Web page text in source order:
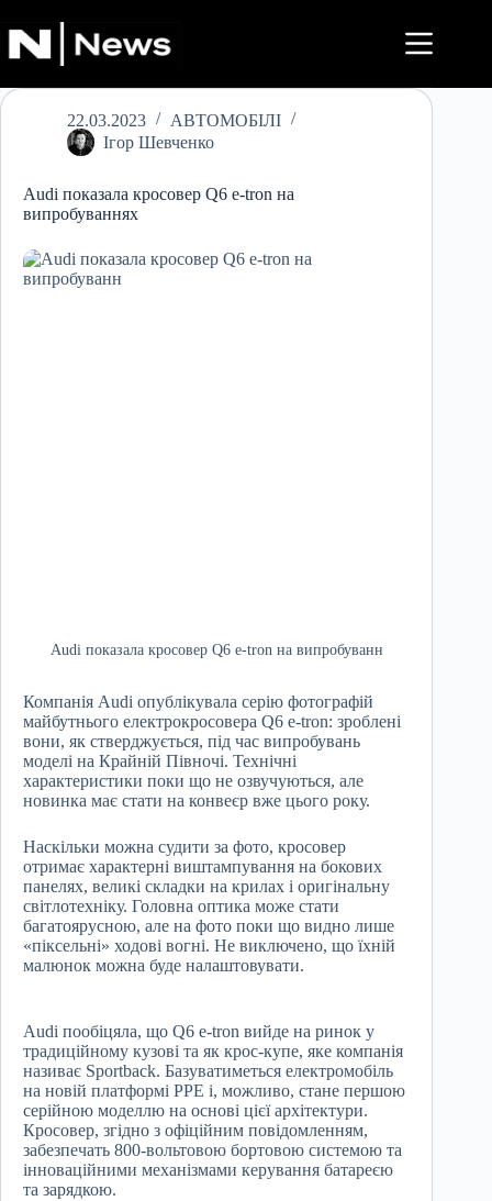
до
вмісту
22.03.2023
АВТОМОБІЛІ
Ігор Шевченко
Audi показала кросовер Q6 e-tron на
випробуваннях
Audi показала кросовер Q6 e-tron на випробуванн
Компанія Audi опублікувала серію фотографій
майбутнього електрокросовера Q6 e-tron: зроблені
вони, як стверджується, під час випробувань
моделі на Крайній Півночі. Технічні
характеристики поки що не озвучуються, але
новинка має стати на конвеєр вже цього року.
Наскільки можна судити за фото, кросовер
отримає характерні виштампування на бокових
панелях, великі складки на крилах і оригінальну
світлотехніку. Головна оптика може стати
багатоярусною, але на фото поки що видно лише
«піксельні» ходові вогні. Не виключено, що їхній
малюнок можна буде налаштовувати.
Audi пообіцяла, що Q6 e-tron вийде на ринок у
традиційному кузові та як крос-купе, яке компанія
називає Sportback. Базуватиметься електромобіль
на новій платформі PPE і, можливо, стане першою
серійною моделлю на основі цієї архітектури.
Кросовер, згідно з офіційним повідомленням,
забезпечать 800-вольтовою бортовою системою та
інноваційними механізмами керування батареєю
та зарядкою.